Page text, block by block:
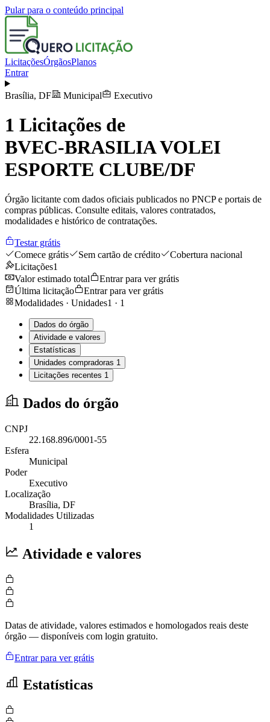
Pular para o conteúdo principal
LicitaçõesÓrgãosPlanos
Entrar
Brasília, DF Municipal Executivo
1 Licitações de
BVEC-BRASILIA VOLEI
ESPORTE CLUBE/DF
Órgão licitante com dados oficiais publicados no PNCP e portais de
compras públicas. Consulte editais, valores contratados,
modalidades e histórico de contratações.
Testar grátis
Comece grátis
Sem cartão de crédito
Cobertura nacional
Licitações1
Valor estimado total
Entrar para ver grátis
Última licitação
Entrar para ver grátis
Modalidades · Unidades1 · 1
Dados do órgão
Atividade e valores
Estatísticas
Unidades compradoras 1
Licitações recentes 1
Dados do órgão
CNPJ
22.168.896/0001-55
Esfera
Municipal
Poder
Executivo
Localização
Brasília, DF
Modalidades Utilizadas
1
Atividade e valores
Datas de atividade, valores estimados e homologados reais deste
órgão — disponíveis com login gratuito.
Entrar para ver grátis
Estatísticas